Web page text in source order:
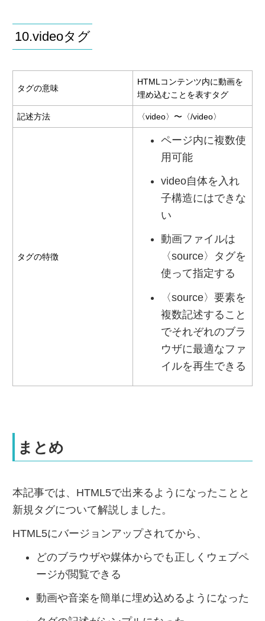
10.videoタグ
タグの意味
HTMLコンテンツ内に動画を
埋め込むことを表すタグ
記述方法 〈video〉〜〈/video〉
タグの特徴
ページ内に複数使
用可能
video自体を入れ
子構造にはできな
い
動画ファイルは
〈source〉タグを
使って指定する
〈source〉要素を
複数記述すること
でそれぞれのブラ
ウザに最適なファ
イルを再生できる
まとめ
本記事では、HTML5で出来るようになったことと
新規タグについて解説しました。
HTML5にバージョンアップされてから、
どのブラウザや媒体からでも正しくウェブペ
ージが閲覧できる
動画や音楽を簡単に埋め込めるようになった